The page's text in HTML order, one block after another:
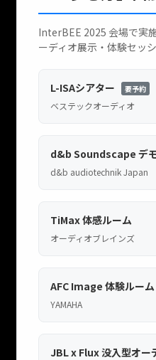
InterBEE 2025 会場で実
ーディオ展示・体験セッ
L-ISAシアター 要予約
ベステックオーディオ
d&b Soundscape デ
d&b audiotechnik Japan
TiMax 体感ルーム
オーディオブレインズ
AFC Image 体験ルーム
YAMAHA
JBL x Flux 没入型オー